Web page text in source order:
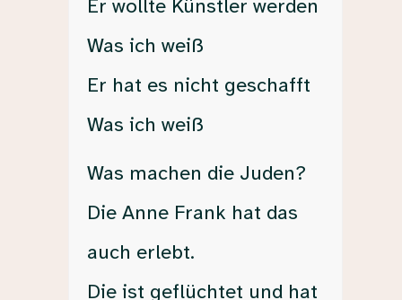
Er wollte Künstler werden
Was ich weiß
Er hat es nicht geschafft
Was ich weiß
Was machen die Juden?
Die Anne Frank hat das
auch erlebt.
Die ist geflüchtet und hat